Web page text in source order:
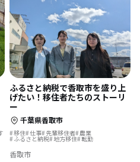
ふるさと納税で香取市を盛り上
げたい！移住者たちのストーリ
ー
千葉県香取市
移住 仕事 先輩移住者 農業
ふるさと納税 地方移住 転勤
香取市